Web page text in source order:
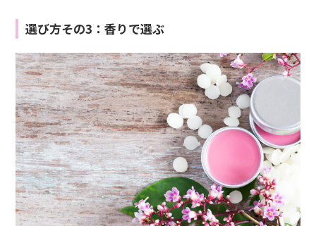
選び方その3：香りで選ぶ